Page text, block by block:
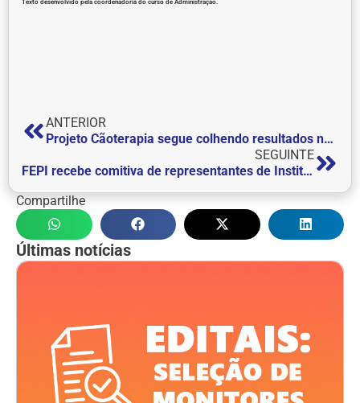
Texto desenvolvido pela coordenadoria do curso de Administração.
ANTERIOR
Projeto Cãoterapia segue colhendo resultados na Escola Estadual Novo Tempo
SEGUINTE
FEPI recebe comitiva de representantes de Instituições Paranaenses
Compartilhe
Últimas notícias